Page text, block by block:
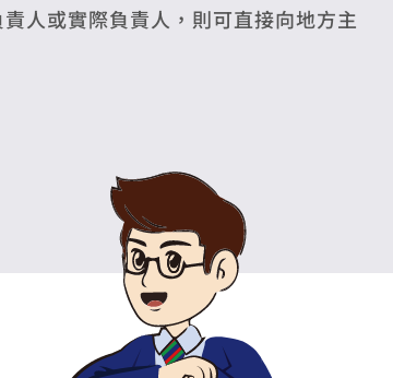
人或實際負責人，則可直接向地方主